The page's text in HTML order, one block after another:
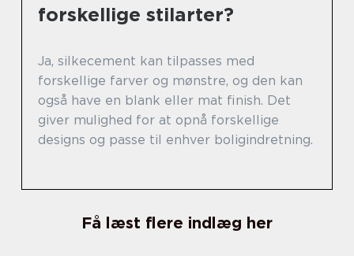
forskellige stilarter?
Ja, silkecement kan tilpasses med
forskellige farver og mønstre, og den kan
også have en blank eller mat finish. Det
giver mulighed for at opnå forskellige
designs og passe til enhver boligindretning.
Få læst flere indlæg her